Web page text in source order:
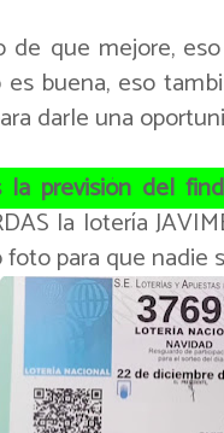
de que mejore,
buena, eso
darle una
la previsión del
la lotería
foto para que nadie